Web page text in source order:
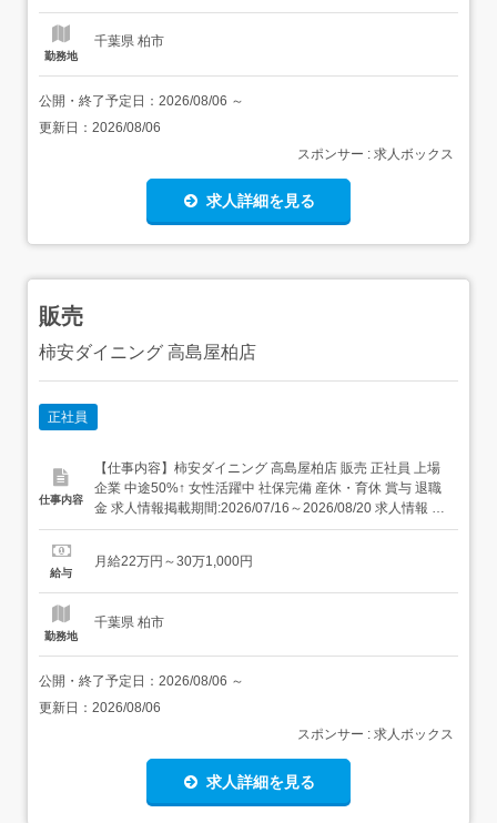
勤務地
千葉県 柏市
公開・終了予定日： 2026/08/06 ～
更新日： 2026/08/06
スポンサー : 求人ボックス
求人詳細を見る
販売
柿安ダイニング 高島屋柏店
正社員
仕事内容
【仕事内容】柿安ダイニング 高島屋柏店 販売 正社員 上場
企業 中途50%↑ 女性活躍中 社保完備 産休・育休 賞与 退職
金 求人情報掲載期間:2026/07/16～2026/08/20 求人情報 店
舗の特徴 東証プライム・年間休日114日の惣菜店 住 所 千
～取手)「柏駅」より徒歩1...
給与
月給22万円～30万1,000円
勤務地
千葉県 柏市
公開・終了予定日： 2026/08/06 ～
更新日： 2026/08/06
スポンサー : 求人ボックス
求人詳細を見る